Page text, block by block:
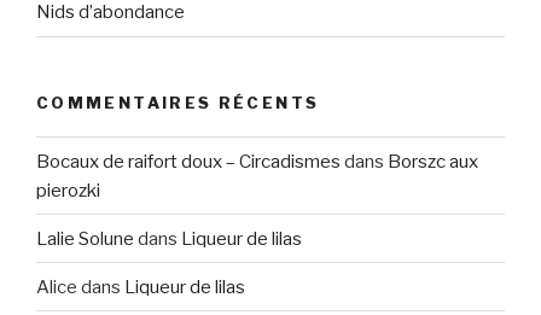
Nids d’abondance
COMMENTAIRES RÉCENTS
Bocaux de raifort doux – Circadismes dans Borszc aux
pierozki
Lalie Solune dans Liqueur de lilas
Alice dans Liqueur de lilas